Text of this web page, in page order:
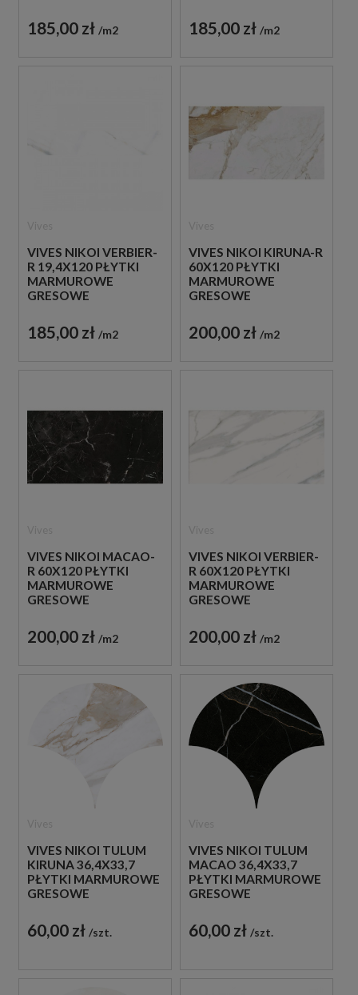
185,00 zł m2 185,00 zł m2
VIVES NIKOI VERBIER-
R 19,4X120 PŁYTKI
MARMUROWE
GRESOWE
185,00 zł m2
VIVES NIKOI KIRUNA-R
60X120 PŁYTKI
MARMUROWE
GRESOWE
200,00 zł m2
VIVES NIKOI MACAO-
R 60X120 PŁYTKI
MARMUROWE
GRESOWE
200,00 zł m2
VIVES NIKOI VERBIER-
R 60X120 PŁYTKI
MARMUROWE
GRESOWE
200,00 zł m2
VIVES NIKOI TULUM
KIRUNA 36,4X33,7
PŁYTKI MARMUROWE
GRESOWE
60,00 zł szt.
VIVES NIKOI TULUM
MACAO 36,4X33,7
PŁYTKI MARMUROWE
GRESOWE
60,00 zł szt.